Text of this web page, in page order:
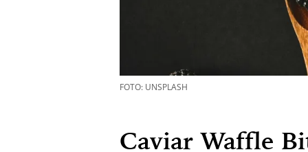
FOTO: UNSPLASH
Caviar Waffle